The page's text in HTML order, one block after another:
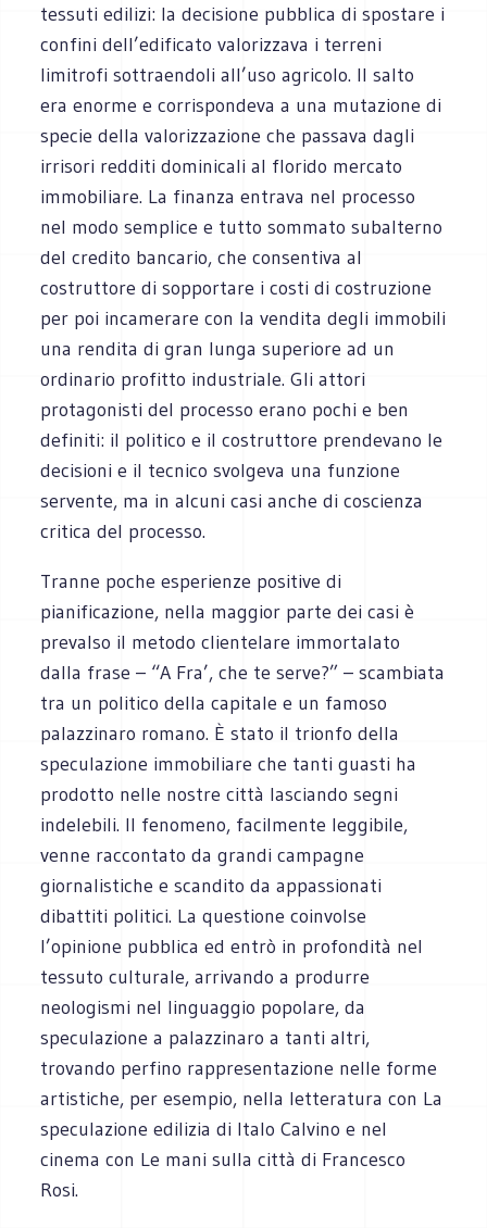
tessuti edilizi: la decisione pubblica di spostare i
confini dell’edificato valorizzava i terreni
limitrofi sottraendoli all’uso agricolo. Il salto
era enorme e corrispondeva a una mutazione di
specie della valorizzazione che passava dagli
irrisori redditi dominicali al florido mercato
immobiliare. La finanza entrava nel processo
nel modo semplice e tutto sommato subalterno
del credito bancario, che consentiva al
costruttore di sopportare i costi di costruzione
per poi incamerare con la vendita degli immobili
una rendita di gran lunga superiore ad un
ordinario profitto industriale. Gli attori
protagonisti del processo erano pochi e ben
definiti: il politico e il costruttore prendevano le
decisioni e il tecnico svolgeva una funzione
servente, ma in alcuni casi anche di coscienza
critica del processo.
Tranne poche esperienze positive di
pianificazione, nella maggior parte dei casi è
prevalso il metodo clientelare immortalato
dalla frase – “A Fra’, che te serve?” – scambiata
tra un politico della capitale e un famoso
palazzinaro romano. È stato il trionfo della
speculazione immobiliare che tanti guasti ha
prodotto nelle nostre città lasciando segni
indelebili. Il fenomeno, facilmente leggibile,
venne raccontato da grandi campagne
giornalistiche e scandito da appassionati
dibattiti politici. La questione coinvolse
l’opinione pubblica ed entrò in profondità nel
tessuto culturale, arrivando a produrre
neologismi nel linguaggio popolare, da
speculazione a palazzinaro a tanti altri,
trovando perfino rappresentazione nelle forme
artistiche, per esempio, nella letteratura con La
speculazione edilizia di Italo Calvino e nel
cinema con Le mani sulla città di Francesco
Rosi.